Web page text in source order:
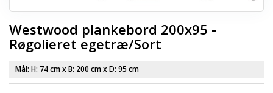
Westwood plankebord 200x95 -
Røgolieret egetræ/Sort
Mål: H: 74 cmx B: 200 cmx D: 95 cm